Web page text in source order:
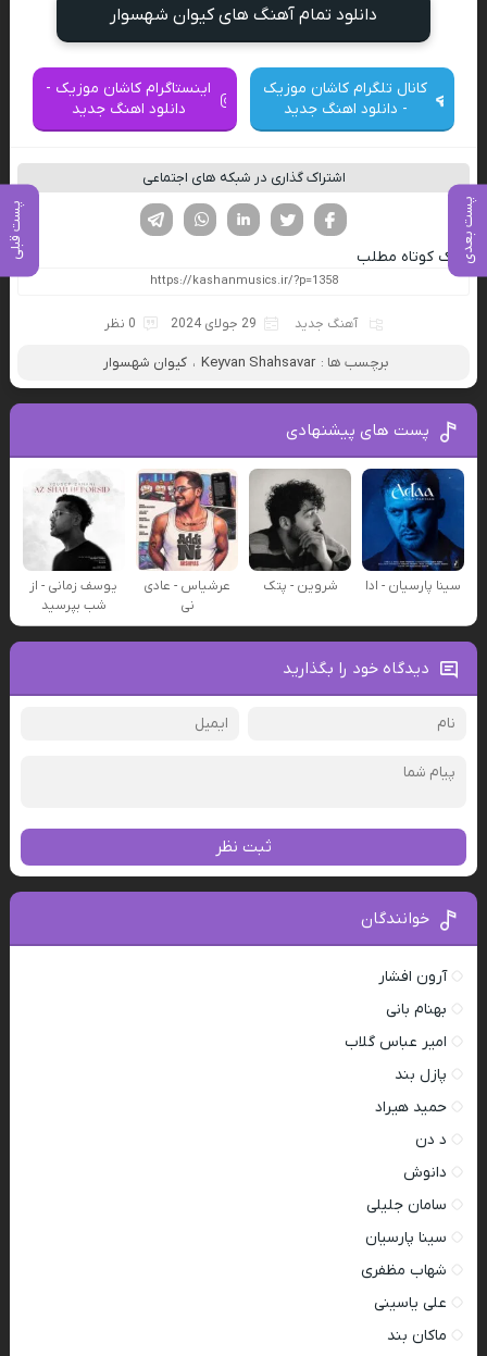
پست بعدی پست قبلی
دانلود تمام آهنگ های کیوان شهسوار
کانال تلگرام کاشان موزیک
- دانلود اهنگ جدید
اینستاگرام کاشان موزیک -
دانلود اهنگ جدید
اشتراک گذاری در شبکه های اجتماعی
لینکدین تویتر
فیسوک
لینک کوتاه مطلب
آهنگ جدید 29 جولای 2024 0 نظر
برچسب ها : Keyvan Shahsavar ، کیوان شهسوار
پست های پیشنهادی
سینا پارسیان - ادا شروین - پتک
عرشیاس - عادی
نی
یوسف زمانی - از
شب بپرسید
دیدگاه خود را بگذارید
ثبت نظر
خوانندگان
آرون افشار
بهنام بانی
امیر عباس گلاب
پازل بند
حمید هیراد
د دن
دانوش
سامان جلیلی
سینا پارسیان
شهاب مظفری
علی یاسینی
ماکان بند